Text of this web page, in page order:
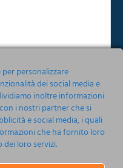
sullaPrivacy
personalizzare
dei social media e
inoltre informazioni
i nostri partner che si
e social media, i quali
che ha fornito loro
loro servizi.